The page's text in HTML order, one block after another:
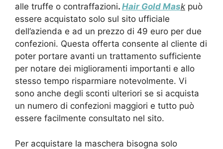
alle truffe o contraffazioni. Hair Gold Mask può
essere acquistato solo sul sito ufficiale
dell’azienda e ad un prezzo di 49 euro per due
confezioni. Questa offerta consente al cliente di
poter portare avanti un trattamento sufficiente
per notare dei miglioramenti importanti e allo
stesso tempo risparmiare notevolmente. Vi
sono anche degli sconti ulteriori se si acquista
un numero di confezioni maggiori e tutto può
essere facilmente consultato nel sito.
Per acquistare la maschera bisogna solo